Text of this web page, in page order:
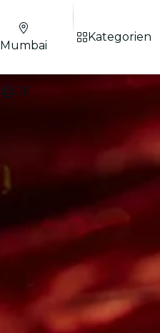
Mumbai
DE
Kategorien